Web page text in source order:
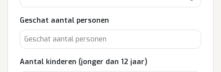
Geschat aantal personen
Aantal kinderen (jonger dan 12 jaar)